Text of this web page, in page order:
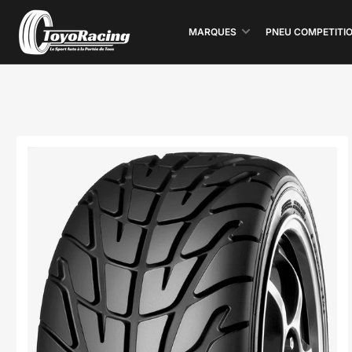
MARQUES PNEU